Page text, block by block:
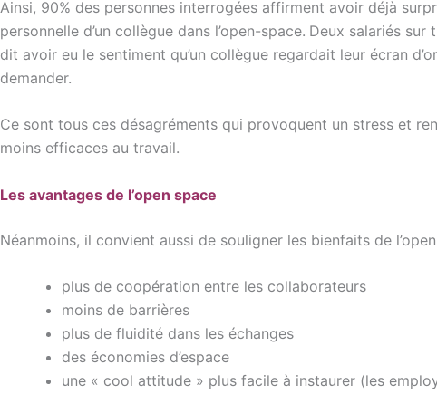
Ainsi, 90% des personnes interrogées affirment avoir déjà
personnelle d’un collègue dans l’open-space. Deux salariés
dit avoir eu le sentiment qu’un collègue regardait leur écran
demander.
Ce sont tous ces désagréments qui provoquent un stress et
moins efficaces au travail.
Les avantages de l’open space
Néanmoins, il convient aussi de souligner les bienfaits de
plus de coopération entre les collaborateurs
moins de barrières
plus de fluidité dans les échanges
des économies d’espace
une « cool attitude » plus facile à instaurer (les